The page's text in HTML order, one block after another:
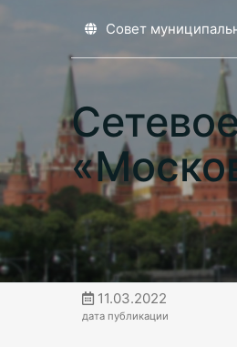
Совет
11.03.2022
дата публикации